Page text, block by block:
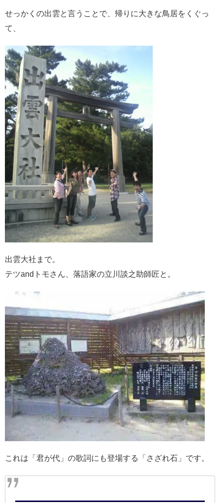
せっかくの出雲と言うことで、帰りに大きな鳥居をくぐっ
て、
出雲大社まで。
テツandトモさん、落語家の立川談之助師匠と。
これは「君が代」の歌詞にも登場する「さざれ石」です。